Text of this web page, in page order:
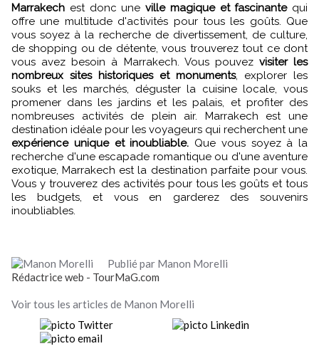
Marrakech est donc une ville magique et fascinante qui
offre une multitude d'activités pour tous les goûts. Que
vous soyez à la recherche de divertissement, de culture,
de shopping ou de détente, vous trouverez tout ce dont
vous avez besoin à Marrakech. Vous pouvez visiter les
nombreux sites historiques et monuments, explorer les
souks et les marchés, déguster la cuisine locale, vous
promener dans les jardins et les palais, et profiter des
nombreuses activités de plein air. Marrakech est une
destination idéale pour les voyageurs qui recherchent une
expérience unique et inoubliable. Que vous soyez à la
recherche d'une escapade romantique ou d'une aventure
exotique, Marrakech est la destination parfaite pour vous.
Vous y trouverez des activités pour tous les goûts et tous
les budgets, et vous en garderez des souvenirs
inoubliables.
Publié par Manon Morelli
Rédactrice web - TourMaG.com
Voir tous les articles de Manon Morelli